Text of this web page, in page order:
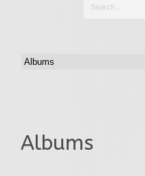
Albums